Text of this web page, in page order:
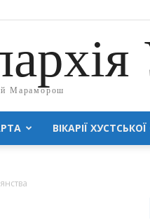
Мараморош
ВІКАРІЇ ХУСТСЬКОЇ